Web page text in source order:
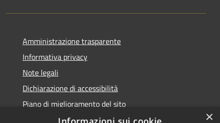
Amministrazione trasparente
Informativa privacy
Note legali
Dichiarazione di accessibilità
Piano di miglioramento del sito
×